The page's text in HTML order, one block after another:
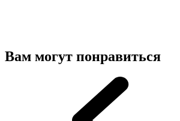
Вам могут понравиться